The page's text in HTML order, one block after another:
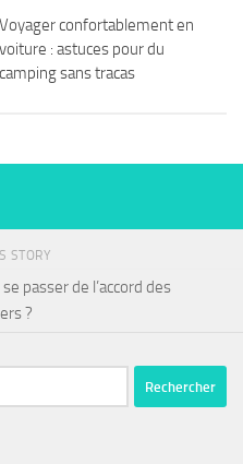
Voyager confortablement en
voiture : astuces pour du
camping sans tracas
STORY
passer de l’accord des
?